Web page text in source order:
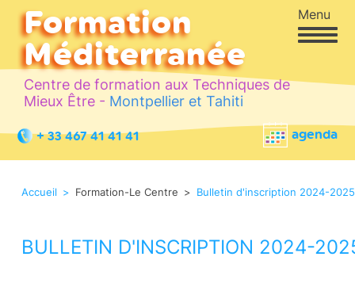
Formation
Méditerranée
Centre de formation aux Techniques de
Mieux Être - Montpellier et Tahiti
Menu
+ 33 467 41 41 41 agenda
Accueil Formation-Le Centre Bulletin d'inscription 2024-2025
BULLETIN D'INSCRIPTION 2024-